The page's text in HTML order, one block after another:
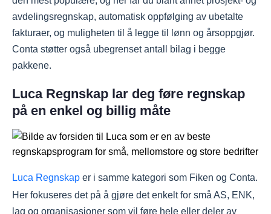
avdelingsregnskap, automatisk oppfølging av ubetalte
fakturaer, og muligheten til å legge til lønn og årsoppgjør.
Conta støtter også ubegrenset antall bilag i begge
pakkene.
Luca Regnskap lar deg føre regnskap
på en enkel og billig måte
Luca Regnskap er i samme kategori som Fiken og Conta.
Her fokuseres det på å gjøre det enkelt for små AS, ENK,
lag og organisasjoner som vil føre hele eller deler av